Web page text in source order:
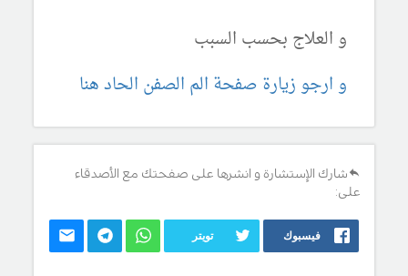
و العلاج بحسب السبب
و ارجو زيارة صفحة الم الصفن الحاد هنا
شارك الإستشارة و انشرها على صفحتك مع الأصدقاء
على:
فيسبوك تويتر